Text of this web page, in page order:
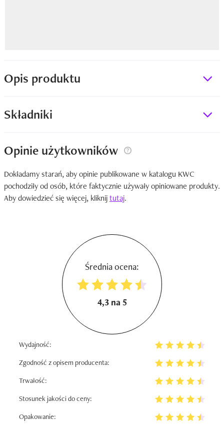
Opis produktu
Składniki
Opinie użytkowników
Dokładamy starań, aby opinie publikowane w katalogu KWC
pochodziły od osób, które faktycznie używały opiniowane produkty.
Aby dowiedzieć się więcej, kliknijtutaj.
Średnia ocena:
4,3 na 5
Wydajność:
Zgodność z opisem producenta:
Trwałość:
Stosunek jakości do ceny:
Opakowanie: